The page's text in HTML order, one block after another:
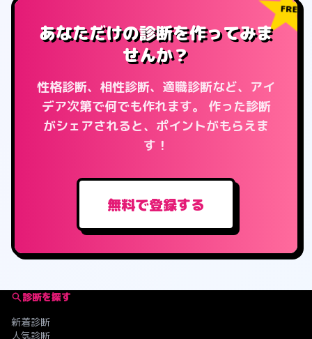
FREE!
あなただけの診断を作ってみま
せんか？
性格診断、相性診断、適職診断など、アイ
デア次第で何でも作れます。 作った診断
がシェアされると、ポイントがもらえま
す！
無料で登録する
診断を探す
新着診断
人気診断